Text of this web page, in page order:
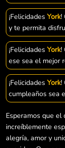
¡Felicidades York!
y te permita
¡Felicidades York!
ese sea el mejor
¡Felicidades York!
cumpleaños sea
Esperamos que
increíblemente
alegría, amor y